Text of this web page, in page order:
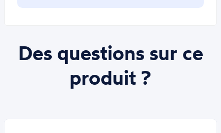
Des questions sur ce
produit ?